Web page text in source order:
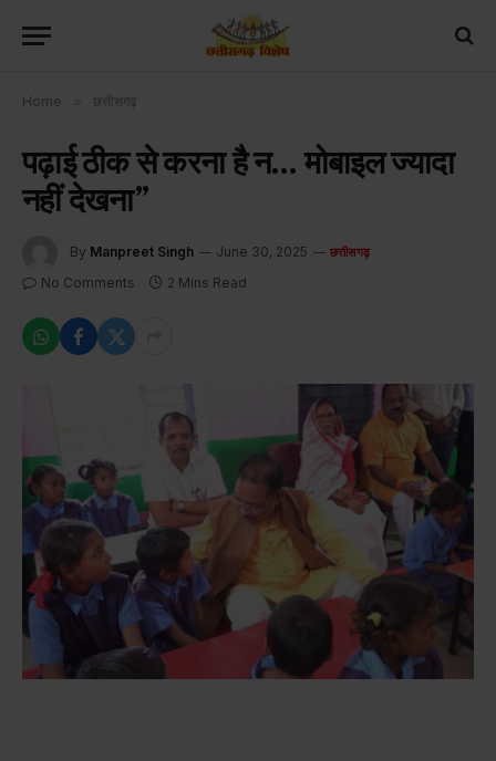
Home छत्तीसगढ़
पढ़ाई ठीक से करना है न… मोबाइल ज्यादा
नहीं देखना”
By Manpreet Singh June 30, 2025 छत्तीसगढ़
No Comments 2 Mins Read